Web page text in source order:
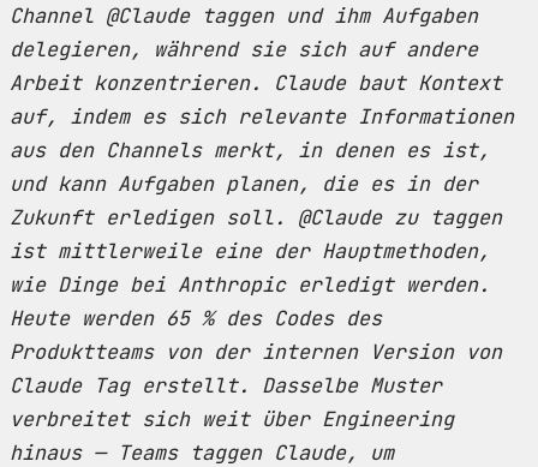
Channel @Claude taggen und ihm Aufgaben
delegieren, während sie sich auf andere
Arbeit konzentrieren. Claude baut Kontext
auf, indem es sich relevante Informationen
aus den Channels merkt, in denen es ist,
und kann Aufgaben planen, die es in der
Zukunft erledigen soll. @Claude zu taggen
ist mittlerweile eine der Hauptmethoden,
wie Dinge bei Anthropic erledigt werden.
Heute werden 65 % des Codes des
Produktteams von der internen Version von
Claude Tag erstellt. Dasselbe Muster
verbreitet sich weit über Engineering
hinaus — Teams taggen Claude, um